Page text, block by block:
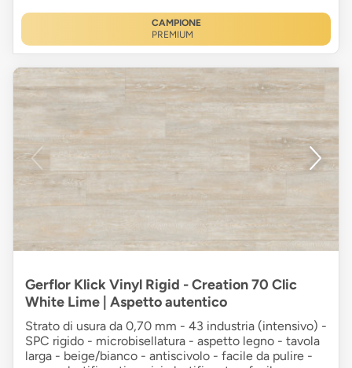
CAMPIONE
PREMIUM
Gerflor Klick Vinyl Rigid - Creation 70 Clic
White Lime | Aspetto autentico
Strato di usura da 0,70 mm - 43 industria (intensivo) -
SPC rigido - microbisellatura - aspetto legno - tavola
larga - beige/bianco - antiscivolo - facile da pulire -